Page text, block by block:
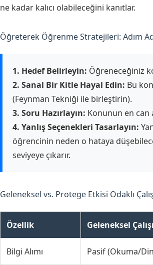
ne kadar kalıcı olabileceğini kanıtlar.
Öğreterek Öğrenme Stratejileri: Adım
1. Hedef Belirleyin: Öğreneceğiniz
2. Sanal Bir Kitle Hayal Edin: Bu
(Feynman Tekniği ile birleştirin).
3. Soru Hazırlayın: Konunun en can
4. Yanlış Seçenekleri Tasarlayın:
öğrencinin neden o hataya
seviyeye çıkarır.
Geleneksel vs. Protege Etkisi Odaklı
Özellik Geleneksel
Bilgi Alımı Pasif (Okuma/